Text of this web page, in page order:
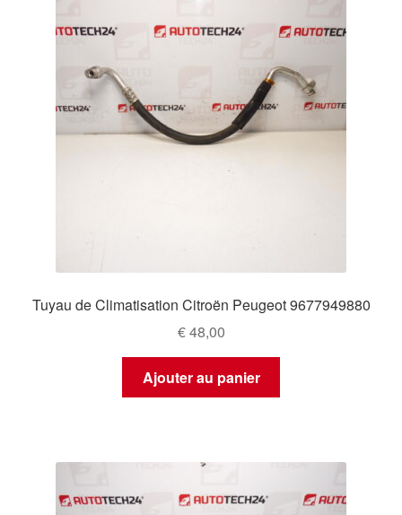
Tuyau de Climatisation Citroën Peugeot 9677949880
€48,00
Ajouter au panier